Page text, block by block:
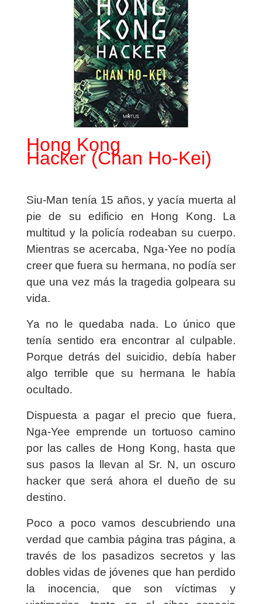
Hong Kong
Hacker(Chan Ho-Kei)
Siu-Man tenía 15 años, y yacía muerta al
pie de su edificio en Hong Kong. La
multitud y la policía rodeaban su cuerpo.
Mientras se acercaba, Nga-Yee no podía
creer que fuera su hermana, no podía ser
que una vez más la tragedia golpeara su
vida.
Ya no le quedaba nada. Lo único que
tenía sentido era encontrar al culpable.
Porque detrás del suicidio, debía haber
algo terrible que su hermana le había
ocultado.
Dispuesta a pagar el precio que fuera,
Nga-Yee emprende un tortuoso camino
por las calles de Hong Kong, hasta que
sus pasos la llevan al Sr. N, un oscuro
hacker que será ahora el dueño de su
destino.
Poco a poco vamos descubriendo una
verdad que cambia página tras página, a
través de los pasadizos secretos y las
dobles vidas de jóvenes que han perdido
la inocencia, que son víctimas y